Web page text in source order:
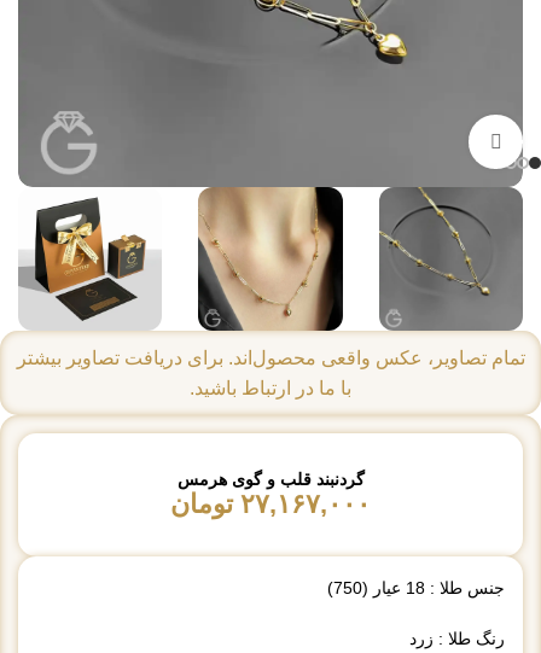
بزرگنمایی تصویر
تمام تصاویر، عکس واقعی محصول‌اند. برای دریافت تصاویر بیشتر
با ما در ارتباط باشید.
گردنبند قلب و گوی هرمس
۲۷,۱۶۷,۰۰۰ تومان
جنس طلا : 18 عیار (750)
رنگ طلا : زرد